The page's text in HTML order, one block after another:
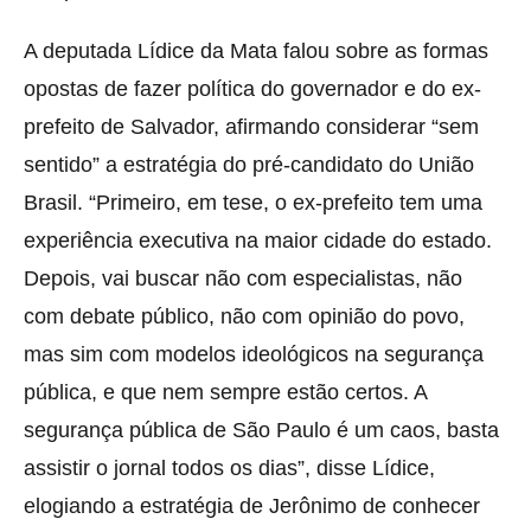
A deputada Lídice da Mata falou sobre as formas
opostas de fazer política do governador e do ex-
prefeito de Salvador, afirmando considerar “sem
sentido” a estratégia do pré-candidato do União
Brasil. “Primeiro, em tese, o ex-prefeito tem uma
experiência executiva na maior cidade do estado.
Depois, vai buscar não com especialistas, não
com debate público, não com opinião do povo,
mas sim com modelos ideológicos na segurança
pública, e que nem sempre estão certos. A
segurança pública de São Paulo é um caos, basta
assistir o jornal todos os dias”, disse Lídice,
elogiando a estratégia de Jerônimo de conhecer